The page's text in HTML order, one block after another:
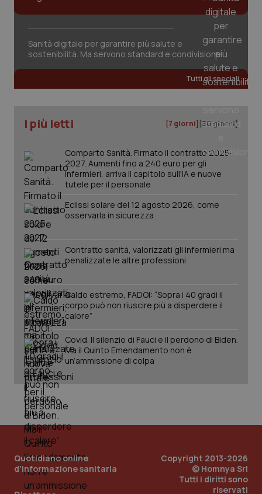
Sanità digitale per garantire più salute e
sostenibilità. Ma servono standard e condivisione
Tutti gli speciali
I più letti [7 giorni] [30 giorni]
Comparto Sanità. Firmato il contratto 2025-
2027. Aumenti fino a 240 euro per gli
infermieri, arriva il capitolo sull'IA e nuove
tutele per il personale
Eclissi solare del 12 agosto 2026, come
osservarla in sicurezza
Contratto sanità, valorizzati gli infermieri ma
penalizzate le altre professioni
Caldo estremo, FADOI: “Sopra i 40 gradi il
corpo può non riuscire più a disperdere il
calore”
Covid. Il silenzio di Fauci e il perdono di Biden.
Ma il Quinto Emendamento non è
un’ammissione di colpa
Quotidiano online
d'informazione sanitaria
Copyright 2013-2026
© Homnya Srl
Tutti i diritti sono
riservati
_ga_KM60CM4NPH .quotidianosanita.it
Nome
Dominio
Scadenza
_ga_0VMQEQKQ1N
viene
utilizzato
da Google
Analytics
Nome
VISITOR_INFO1_LIVE
Google LLC
.youtube.com
5 mesi 4
settimane